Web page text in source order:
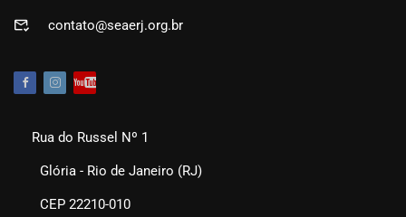
contato@seaerj.org.br
Rua do Russel Nº 1
Glória - Rio de Janeiro (RJ)
CEP 22210-010